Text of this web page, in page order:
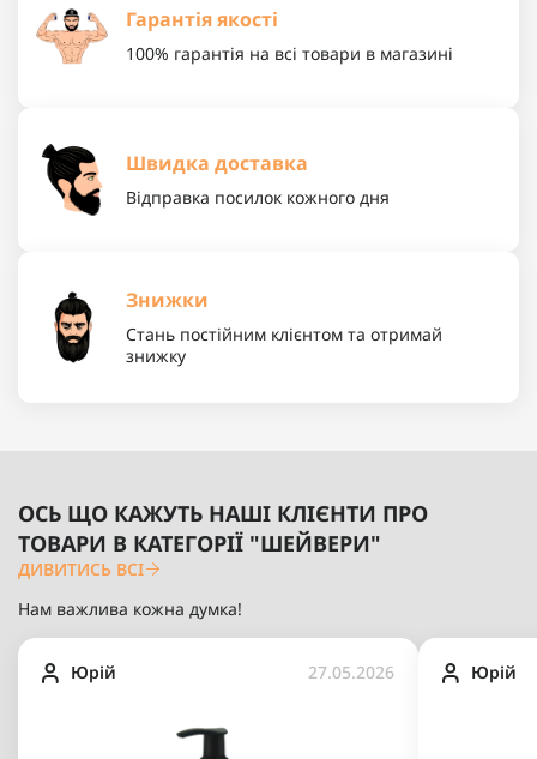
Гарантія якості
100% гарантія на всі товари в магазині
Швидка доставка
Відправка посилок кожного дня
Знижки
Стань постійним клієнтом та отримай
знижку
ОСЬ ЩО КАЖУТЬ НАШІ КЛІЄНТИ ПРО
ТОВАРИ В КАТЕГОРІЇ "ШЕЙВЕРИ"
ДИВИТИСЬ ВСІ
Нам важлива кожна думка!
Юрій 27.05.2026 Юрій